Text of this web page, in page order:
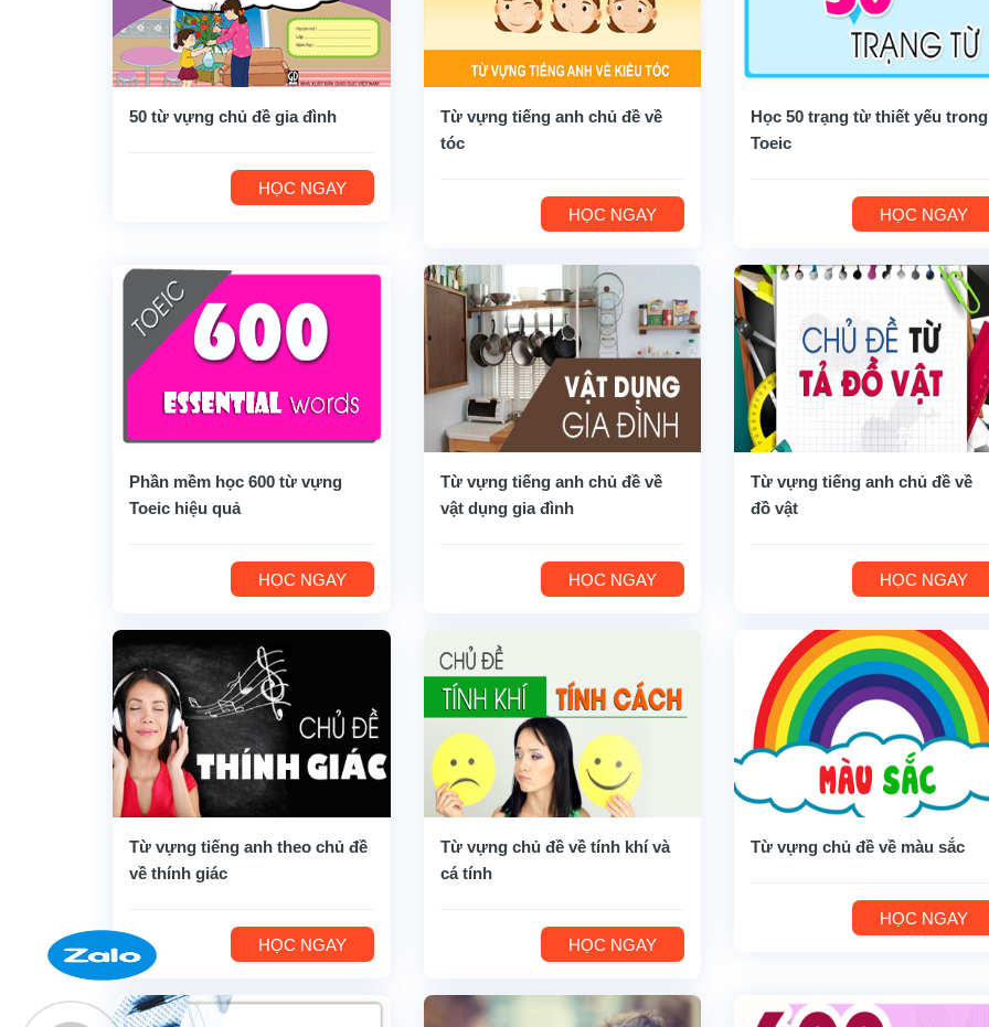
50 từ vựng chủ đề gia đình
HỌC NGAY
Từ vựng tiếng anh chủ đề về
tóc
HỌC NGAY
Học 50 trạng từ thiết yếu trong
Toeic
HỌC NGAY
Phần mềm học 600 từ vựng
Toeic hiệu quả
HỌC NGAY
Từ vựng tiếng anh chủ đề về
vật dụng gia đình
HỌC NGAY
Từ vựng tiếng anh chủ đề về
đồ vật
HỌC NGAY
Từ vựng tiếng anh theo chủ đề
về thính giác
HỌC NGAY
Từ vựng chủ đề về tính khí và
cá tính
HỌC NGAY
Từ vựng chủ đề về màu sắc
HỌC NGAY